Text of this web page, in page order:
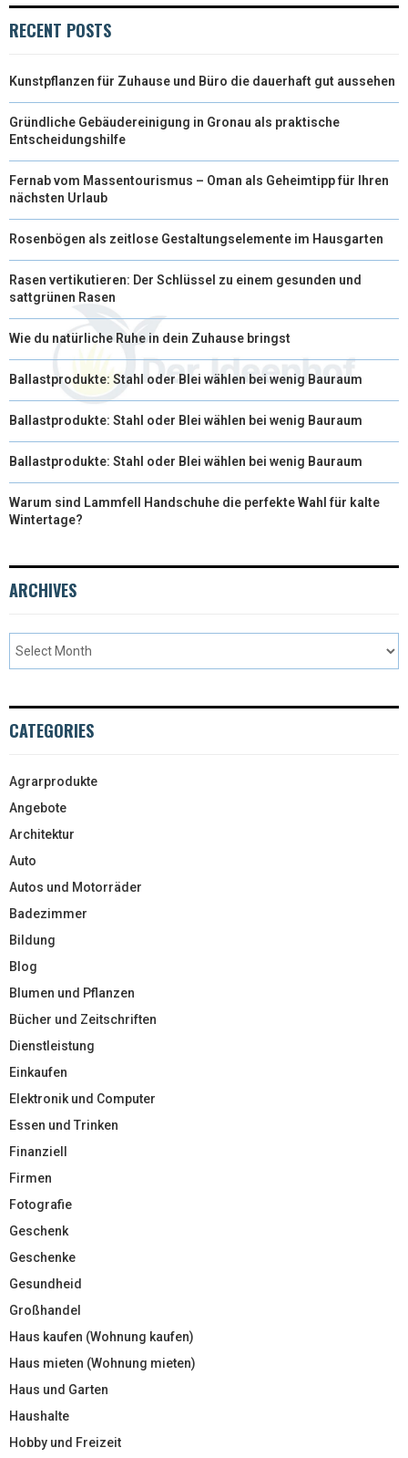
RECENT POSTS
Kunstpflanzen für Zuhause und Büro die dauerhaft gut aussehen
Gründliche Gebäudereinigung in Gronau als praktische
Entscheidungshilfe
Fernab vom Massentourismus – Oman als Geheimtipp für Ihren
nächsten Urlaub
Rosenbögen als zeitlose Gestaltungselemente im Hausgarten
Rasen vertikutieren: Der Schlüssel zu einem gesunden und
sattgrünen Rasen
Wie du natürliche Ruhe in dein Zuhause bringst
Ballastprodukte: Stahl oder Blei wählen bei wenig Bauraum
Ballastprodukte: Stahl oder Blei wählen bei wenig Bauraum
Ballastprodukte: Stahl oder Blei wählen bei wenig Bauraum
Warum sind Lammfell Handschuhe die perfekte Wahl für kalte
Wintertage?
ARCHIVES
CATEGORIES
Agrarprodukte
Angebote
Architektur
Auto
Autos und Motorräder
Badezimmer
Bildung
Blog
Blumen und Pflanzen
Bücher und Zeitschriften
Dienstleistung
Einkaufen
Elektronik und Computer
Essen und Trinken
Finanziell
Firmen
Fotografie
Geschenk
Geschenke
Gesundheid
Großhandel
Haus kaufen (Wohnung kaufen)
Haus mieten (Wohnung mieten)
Haus und Garten
Haushalte
Hobby und Freizeit